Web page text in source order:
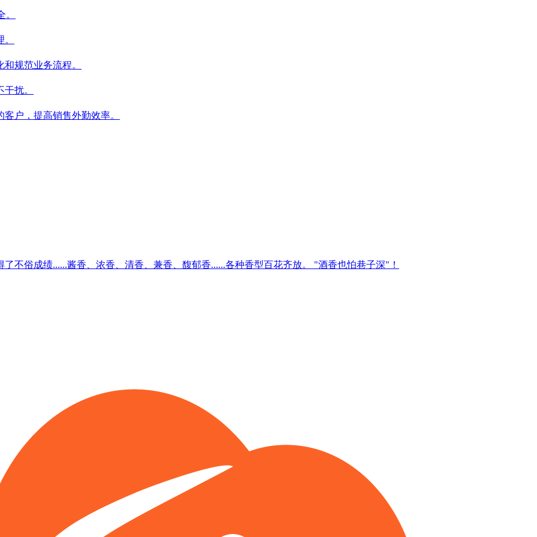
规范业务流程。
扰。
户，提高销售外勤效率。
不俗成绩......酱香、浓香、清香、兼香、馥郁香......各种香型百花齐放。 "酒香也怕巷子深"！